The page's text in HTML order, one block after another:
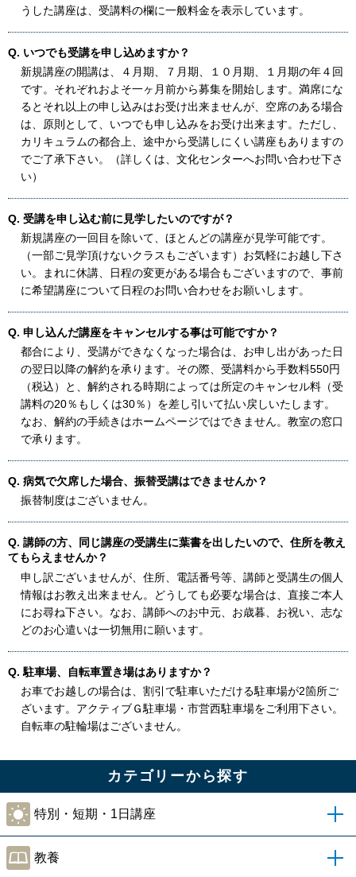
うした講座は、受講料の欄に一般料金を表示しています。
Q. いつでも受講を申し込めますか？
新規講座の開講は、４月期、７月期、１０月期、１月期の年４回
です。それぞれおよそ一ヶ月前から募集を開始します。満席にな
るとそれ以上の申し込みはお受け出来ませんが、空席のある場合
は、原則として、いつでも申し込みをお受け出来ます。ただし、
カリキュラムの都合上、途中から受講しにくい講座もありますの
でご了承下さい。（詳しくは、文化センターへお問い合わせ下さ
い）
Q. 受講を申し込む前に見学したいのですが？
新規講座の一回目を除いて、ほとんどの講座が見学可能です。
（一部ご見学頂けないクラスもございます）お気軽にお越し下さ
い。まれに休講、日程の変更がある場合もございますので、事前
に希望講座について日程のお問い合わせをお願いします。
Q. 申し込んだ講座をキャンセルする事は可能ですか？
都合により、受講ができなくなった場合は、お申し出があった日
の翌日以降の解約を承ります。その際、受講料から手数料550円
（税込）と、解約される時期によっては所定のキャンセル料（受
講料の20％もしくは30％）を差し引いて払い戻しいたします。
なお、解約の手続きはホームページではできません。教室の窓口
で承ります。
Q. 病気で欠席した場合、振替受講はできませんか？
振替制度はございません。
Q. 講師の方、同じ講座の受講生に葉書を出したいので、住所を教え
てもらえませんか？
申し訳ございませんが、住所、電話番号等、講師と受講生の個人
情報はお教え出来ません。どうしても必要な場合は、直接ご本人
にお尋ね下さい。なお、講師へのお中元、お歳暮、お祝い、志な
どのお心遣いは一切無用に願います。
Q. 駐車場、自転車置き場はありますか？
お車でお越しの場合は、割引で駐車いただける駐車場が2箇所ご
ざいます。アクティブＧ駐車場・市営西駐車場をご利用下さい。
自転車の駐輪場はございません。
カテゴリーから探す
特別・短期・1日講座
教養